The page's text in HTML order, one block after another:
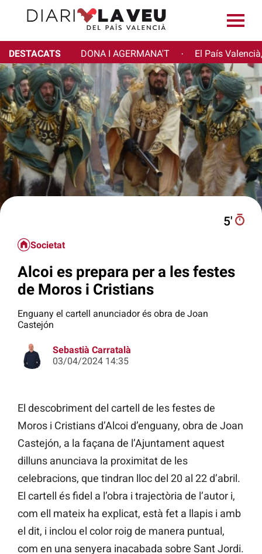
DESTACATS DONA I AGERMANA'T · El País
5′
Societat
Alcoi es prepara per a les festes
de Moros i Cristians
Enguany el cartell anunciador és obra de Joan
Castejón
Sebastià Carratalà
03/04/2024 14:35
El descobriment del cartell de les festes de
Moros i Cristians d’Alcoi d’enguany, obra de Joan
Castejón, a la façana de l’Ajuntament aquest
dilluns anunciava la proximitat de les
celebracions, que tindran lloc del 20 al 22 d’abril.
El cartell és fidel a l’obra i trajectòria de l’autor i,
com ell mateix ha explicat, està fet a llapis i amb
el dit, i inclou el color roig de manera puntual,
com en una senyera inacabada sobre Sant Jordi.